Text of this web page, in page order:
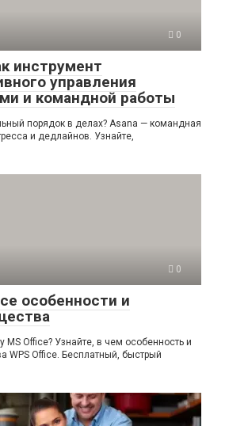
0
инструмент
управления
и командной работы
порядок в делах? Asana — командная
и дедлайнов. Узнайте,
0
особенности и
MS Office? Узнайте, в чем особенность и
WPS Office. Бесплатный, быстрый